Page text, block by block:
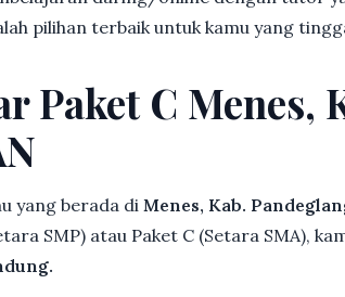
pilihan terbaik untuk kamu yang
Paket C Menes,
yang berada di Menes, Kab.
SMP) atau Paket C (Setara SMA),